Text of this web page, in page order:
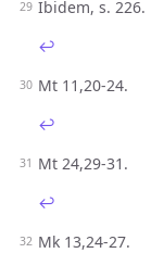
Ibidem, s. 226.
↩︎
Mt 11,20-24.
↩︎
Mt 24,29-31.
↩︎
Mk 13,24-27.